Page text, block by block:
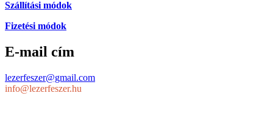
Szállítási módok
Fizetési módok
E-mail cím
lezerfeszer@gmail.com
info@lezerfeszer.hu